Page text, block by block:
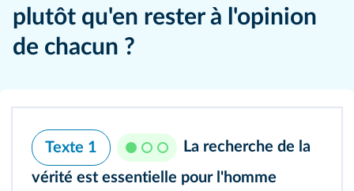
plutôt qu'en rester à l'opinion
de chacun ?
Texte 1
La recherche de la
vérité est essentielle pour l'homme